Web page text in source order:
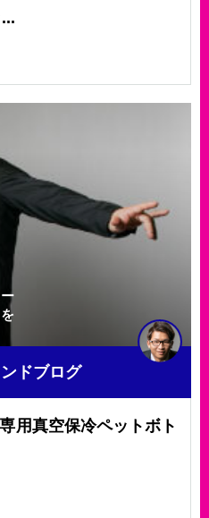
ドブログ
用真空保冷ペットボト